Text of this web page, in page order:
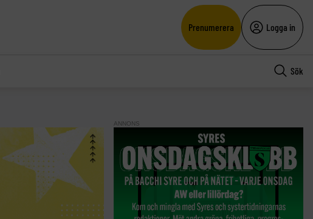
Prenumerera Logga in
Sök
ANNONS